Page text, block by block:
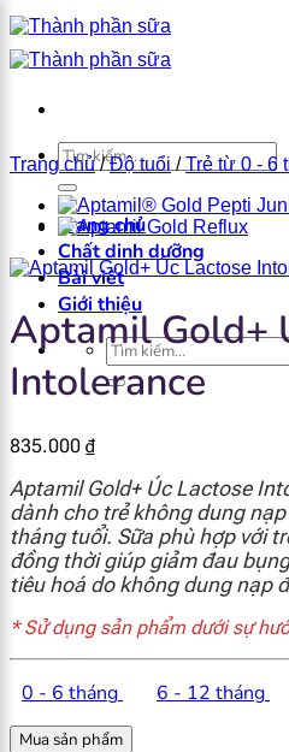
Bỏ
qua
nội
Tìm
kiếm:
Trang chủ
Chất dinh dưỡng
Bài viết
Giới thiệu
Tìm
kiếm:
Trang chủ / Độ tuổi / Trẻ từ 0 - 6
Aptamil Gold+
Intolerance
835.000 ₫
Aptamil Gold+ Úc Lactose
dành cho trẻ không dung
tháng tuổi. Sữa phù hợp với
đồng thời giúp giảm đau
tiêu hoá do không dung nạp
* Sử dụng sản phẩm dưới sự
0 - 6 tháng 6 - 12 tháng
Mua sản phẩm